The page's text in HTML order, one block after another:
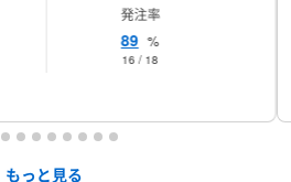
発注率
89 %
16 / 18
もっと見る